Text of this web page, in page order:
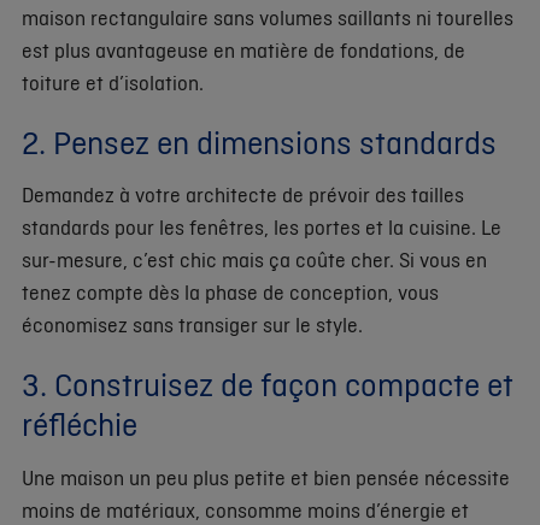
maison rectangulaire sans volumes saillants ni tourelles
est plus avantageuse en matière de fondations, de
toiture et d’isolation.
2. Pensez en dimensions standards
Demandez à votre architecte de prévoir des tailles
standards pour les fenêtres, les portes et la cuisine. Le
sur-mesure, c’est chic mais ça coûte cher. Si vous en
tenez compte dès la phase de conception, vous
économisez sans transiger sur le style.
3. Construisez de façon compacte et
réfléchie
Une maison un peu plus petite et bien pensée nécessite
moins de matériaux, consomme moins d’énergie et